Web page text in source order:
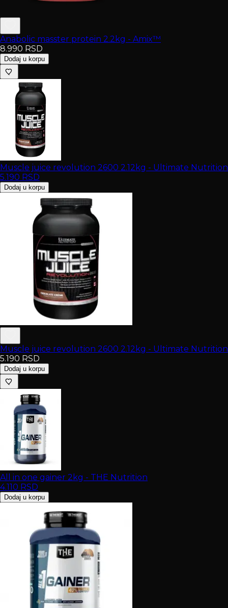
Anabolic masster protein 2.2kg - Amix™
8.990 RSD
Dodaj u korpu
Muscle juice revolution 2600 2.12kg - Ultimate Nutrition
5.190 RSD
Dodaj u korpu
Muscle juice revolution 2600 2.12kg - Ultimate Nutrition
5.190 RSD
Dodaj u korpu
All in one gainer 2kg - THE Nutrition
4.110 RSD
Dodaj u korpu